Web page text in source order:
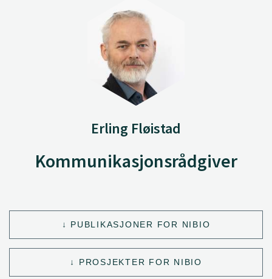
Erling Fløistad
Kommunikasjonsrådgiver
PUBLIKASJONER FOR NIBIO
PROSJEKTER FOR NIBIO